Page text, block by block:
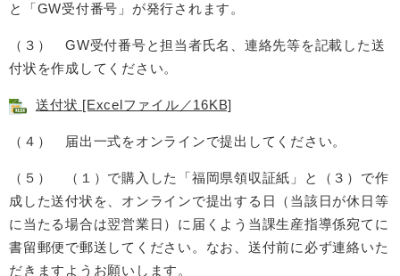
と「GW受付番号」が発行されます。
（３） GW受付番号と担当者氏名、連絡先等を記載した送
付状を作成してください。
送付状 [Excelファイル／16KB]
（４） 届出一式をオンラインで提出してください。
（５） （１）で購入した「福岡県領収証紙」と（３）で作
成した送付状を、オンラインで提出する日（当該日が休日等
に当たる場合は翌営業日）に届くよう当課生産指導係宛てに
書留郵便で郵送してください。なお、送付前に必ず連絡いた
だきますようお願いします。